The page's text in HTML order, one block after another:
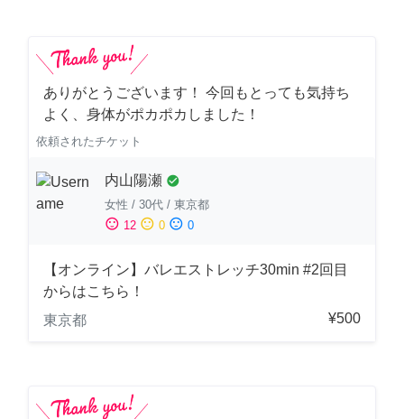
ありがとうございます！ 今回もとっても気持ち
よく、身体がポカポカしました！
依頼されたチケット
内山陽瀬 check_circle
女性 / 30代 / 東京都
sentiment_satisfied 12 sentiment_neutral 0 sentiment_dissatisfied 0
【オンライン】バレエストレッチ30min #2回目
からはこちら！
東京都
¥500